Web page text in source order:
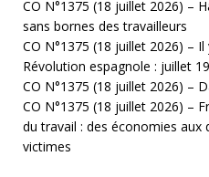
CO N°1375 (18 juillet 2026) –
sans bornes des travailleurs
CO N°1375 (18 juillet 2026) – Il
Révolution espagnole : juillet
CO N°1375 (18 juillet 2026) –
CO N°1375 (18 juillet 2026) –
du travail : des économies aux
victimes